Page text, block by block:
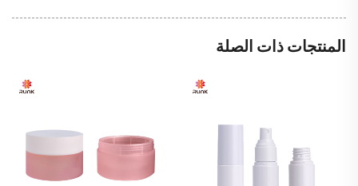
المنتجات ذات الصلة